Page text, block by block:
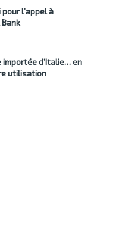
l’appel à
importée d’Italie… en
utilisation